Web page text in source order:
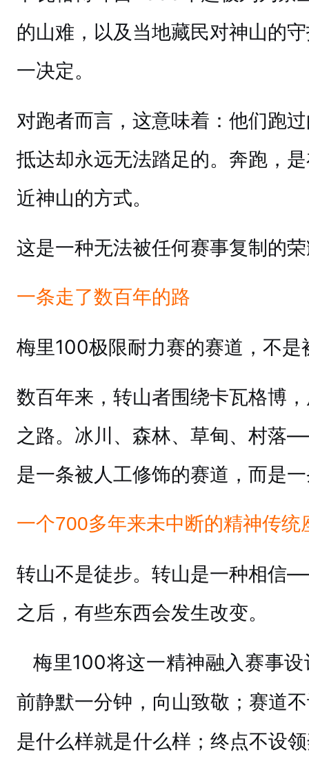
的山难，以及当地藏民对神山的
一决定。
对跑者而言，这意味着：他们跑
抵达却永远无法踏足的。奔跑，
近神山的方式。
这是一种无法被任何赛事复制的
一条走了数百年的路
梅里100极限耐力赛的赛道，不是
数百年来，转山者围绕卡瓦格博
之路。冰川、森林、草甸、村落
是一条被人工修饰的赛道，而是
一个700多年来未中断的精神传统
转山不是徒步。转山是一种相信
之后，有些东西会发生改变。
梅里100将这一精神融入赛事
前静默一分钟，向山致敬；赛道
是什么样就是什么样；终点不设